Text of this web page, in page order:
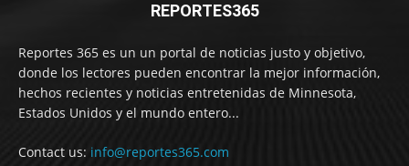
REPORTES365
Reportes 365 es un un portal de noticias justo y objetivo,
donde los lectores pueden encontrar la mejor información,
hechos recientes y noticias entretenidas de Minnesota,
Estados Unidos y el mundo entero...
Contact us: info@reportes365.com